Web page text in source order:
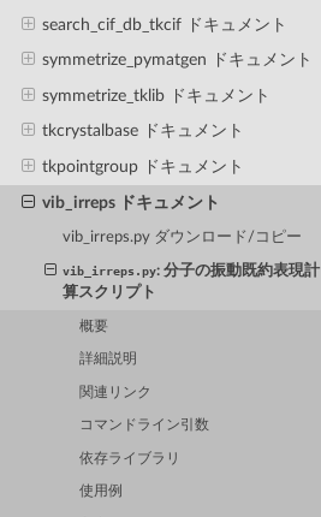
search_cif_db_tkcif ドキュメント
symmetrize_pymatgen ドキュメント
symmetrize_tklib ドキュメント
tkcrystalbase ドキュメント
tkpointgroup ドキュメント
vib_irreps ドキュメント
vib_irreps.py ダウンロード/コピー
vib_irreps.py: 分子の振動既約表現計
算スクリプト
概要
詳細説明
関連リンク
コマンドライン引数
依存ライブラリ
使用例